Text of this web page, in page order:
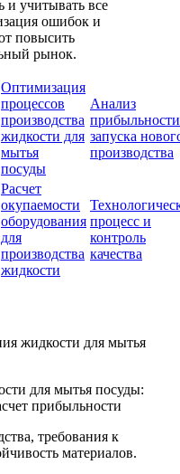
и учитывать все
ошибок и
повысить
рынок.
Оптимизация
процессов
производства
жидкости для
мытья
посуды
Анализ
прибыльности
запуска
производства
Расчет
окупаемости
оборудования
для
производства
жидкости
процесс и
контроль
качества
жидкости для мытья
требования к
материалов.